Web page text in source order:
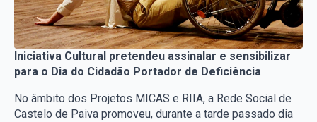
Iniciativa Cultural pretendeu assinalar e sensibilizar
para o Dia do Cidadão Portador de Deficiência
No âmbito dos Projetos MICAS e RIIA, a Rede Social de
Castelo de Paiva promoveu, durante a tarde passado dia